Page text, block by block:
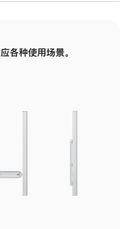
各种使用场景。